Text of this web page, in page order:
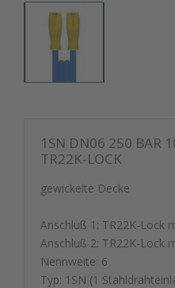
1SN DN06 250 BAR
TR22K-LOCK
gewickelte Decke
Anschluß 1: TR22K-Lock
Anschluß 2: TR22K-Lock
Nennweite: 6
Typ: 1SN (1